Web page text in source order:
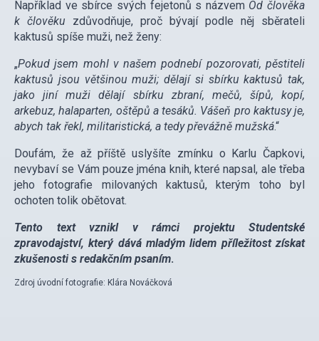
Například ve sbírce svých fejetonů s názvem Od člověka
k člověku zdůvodňuje, proč bývají podle něj sběrateli
kaktusů spíše muži, než ženy:
„Pokud jsem mohl v našem podnebí pozorovati, pěstiteli
kaktusů jsou většinou muži; dělají si sbírku kaktusů tak,
jako jiní muži dělají sbírku zbraní, mečů, šípů, kopí,
arkebuz, halaparten, oštěpů a tesáků. Vášeň pro kaktusy je,
abych tak řekl, militaristická, a tedy převážně mužská.“
Doufám, že až příště uslyšíte zmínku o Karlu Čapkovi,
nevybaví se Vám pouze jména knih, které napsal, ale třeba
jeho fotografie milovaných kaktusů, kterým toho byl
ochoten tolik obětovat.
Tento text vznikl v rámci projektu Studentské
zpravodajství, který dává mladým lidem příležitost získat
zkušenosti s redakčním psaním.
Zdroj úvodní fotografie: Klára Nováčková